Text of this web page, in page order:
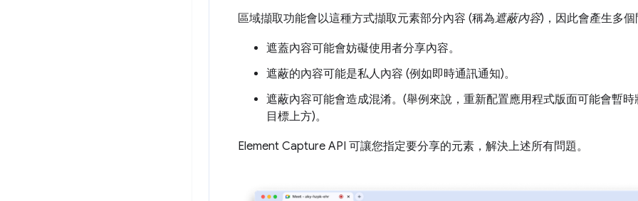
區域擷取功能會以這種方式擷取元素部分內容 (稱為遮蔽內容)，因此會產生多
遮蓋內容可能會妨礙使用者分享內容。
遮蔽的內容可能是私人內容 (例如即時通訊通知)。
遮蔽內容可能會造成混淆。(舉例來說，重新配置應用程式版面可能會暫
目標上方)。
Element Capture API 可讓您指定要分享的元素，解決上述所有問題。